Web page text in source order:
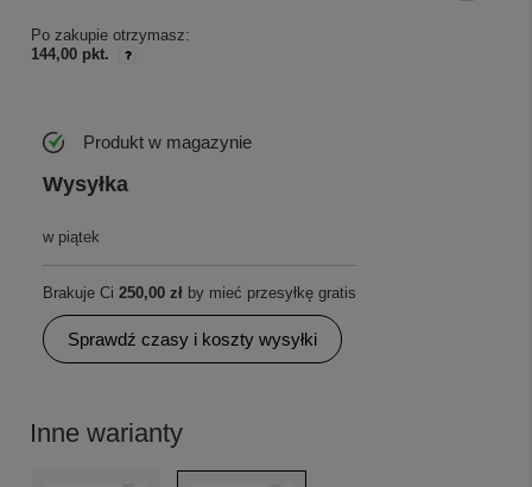
Po zakupie otrzymasz:
144,00 pkt.
Produkt w magazynie
Wysyłka
w piątek
Brakuje Ci 250,00 zł by mieć przesyłkę gratis
Sprawdź czasy i koszty wysyłki
Inne warianty